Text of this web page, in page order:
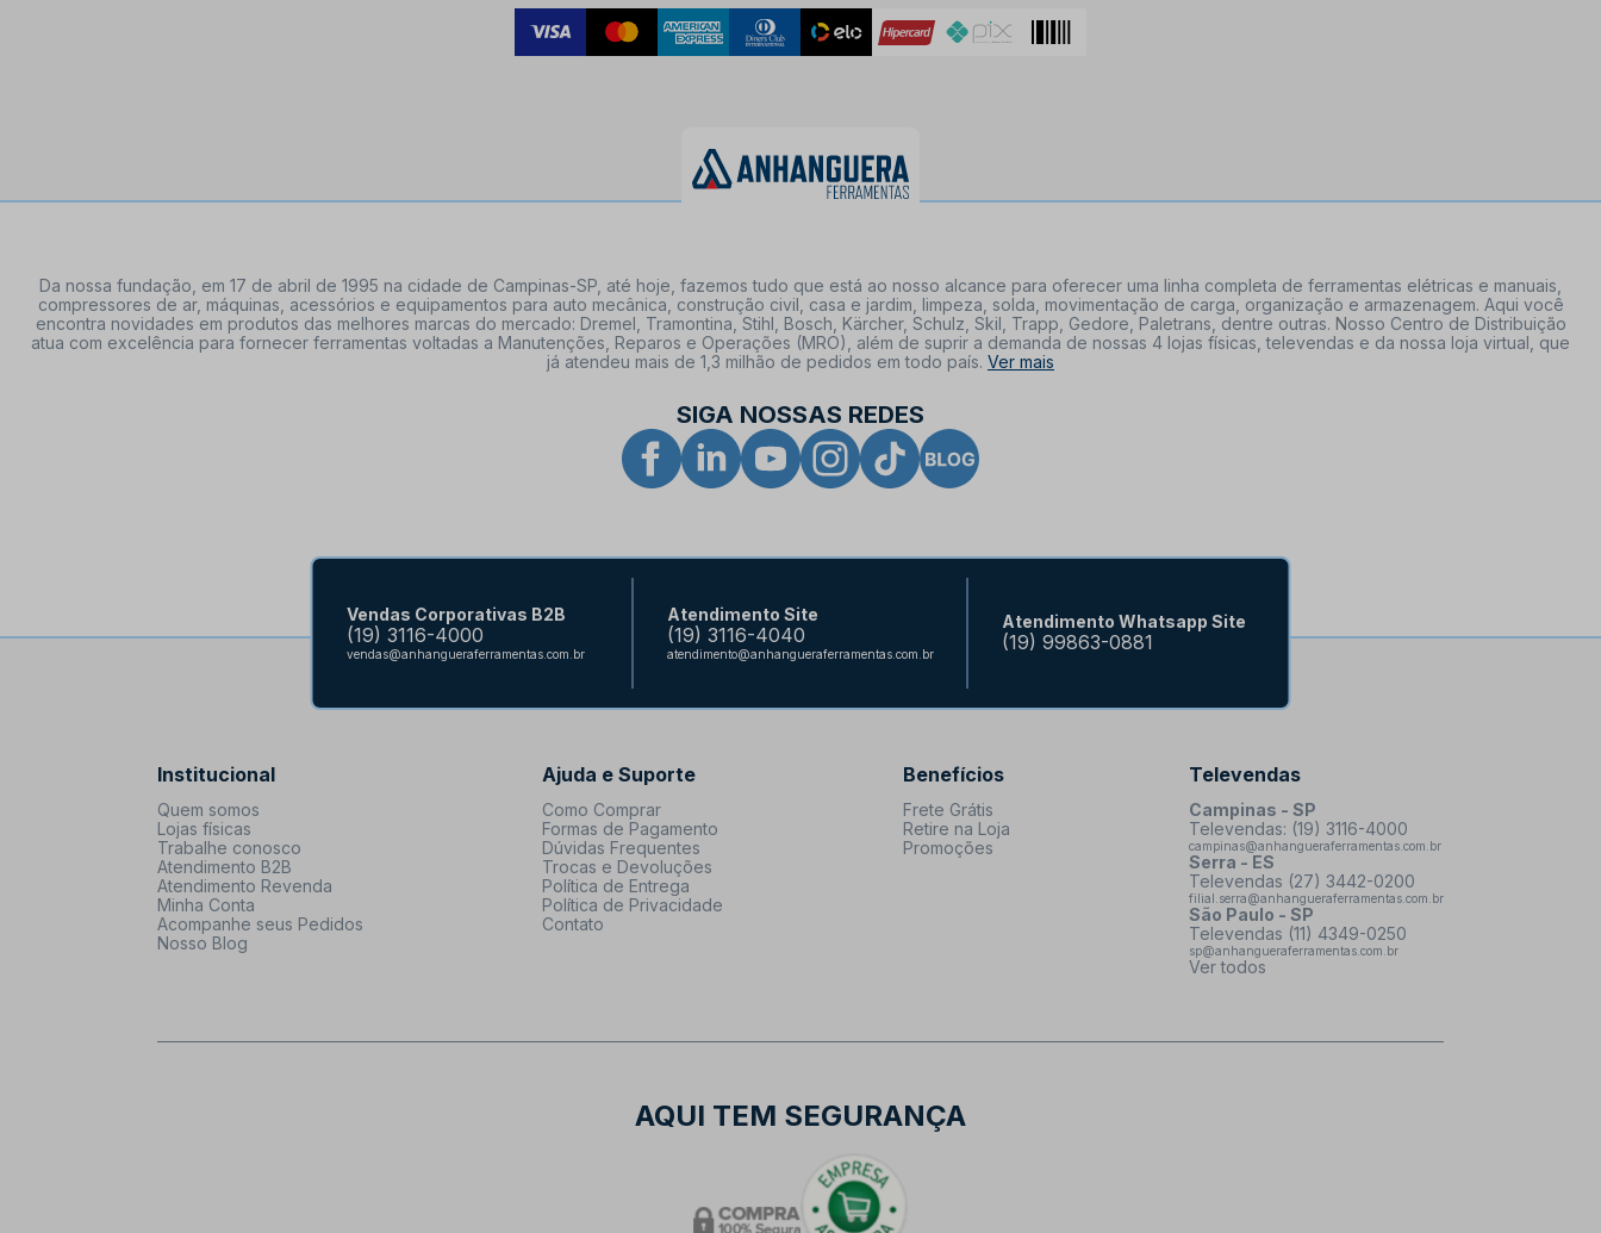
Da nossa fundação, em 17 de abril de 1995 na cidade de Campinas-SP, até hoje, fazemos tudo que está ao nosso alcance para oferecer uma linha completa de ferramentas elétricas e manuais,
compressores de ar, máquinas, acessórios e equipamentos para auto mecânica, construção civil, casa e jardim, limpeza, solda, movimentação de carga, organização e armazenagem. Aqui você
encontra novidades em produtos das melhores marcas do mercado: Dremel, Tramontina, Stihl, Bosch, Kärcher, Schulz, Skil, Trapp, Gedore, Paletrans, dentre outras. Nosso Centro de Distribuição
atua com excelência para fornecer ferramentas voltadas a Manutenções, Reparos e Operações (MRO), além de suprir a demanda de nossas 4 lojas físicas, televendas e da nossa loja virtual, que
já atendeu mais de 1,3 milhão de pedidos em todo país. Ver mais
SIGA NOSSAS REDES
Vendas Corporativas B2B
(19) 3116-4000
vendas@anhangueraferramentas.com.br
Atendimento Site
(19) 3116-4040
atendimento@anhangueraferramentas.com.br
Atendimento Whatsapp Site
(19) 99863-0881
Institucional
Quem somos
Lojas físicas
Trabalhe conosco
Atendimento B2B
Atendimento Revenda
Minha Conta
Acompanhe seus Pedidos
Nosso Blog
Ajuda e Suporte
Como Comprar
Formas de Pagamento
Dúvidas Frequentes
Trocas e Devoluções
Política de Entrega
Política de Privacidade
Contato
Benefícios
Frete Grátis
Retire na Loja
Promoções
Televendas
Campinas - SP
Televendas: (19) 3116-4000
campinas@anhangueraferramentas.com.br
Serra - ES
Televendas (27) 3442-0200
filial.serra@anhangueraferramentas.com.br
São Paulo - SP
Televendas (11) 4349-0250
sp@anhangueraferramentas.com.br
Ver todos
AQUI TEM SEGURANÇA